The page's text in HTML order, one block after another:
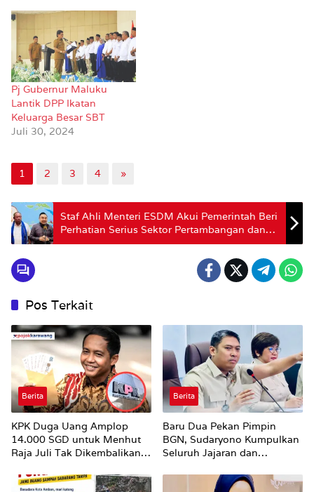
Pj Gubernur Maluku
Lantik DPP Ikatan
Keluarga Besar SBT
Juli 30, 2024
1 2 3 4 »
Staf Ahli Menteri ESDM Akui Pemerintah Beri
Perhatian Serius Sektor Pertambangan dan
Gakkum Termasuk Persoalan Gunung Botak
Pos Terkait
Berita
KPK Duga Uang Amplop
14.000 SGD untuk Menhut
Raja Juli Tak Dikembalikan
Berita
Baru Dua Pekan Pimpin
BGN, Sudaryono Kumpulkan
Seluruh Jajaran dan
Pungli dan Pemerasan